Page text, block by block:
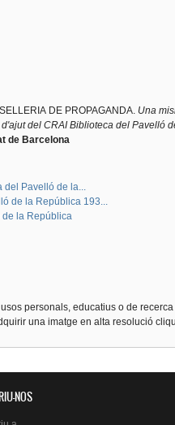
DE PROPAGANDA. Una
del CRAI Biblioteca del Pavelló
de Barcelona
del Pavelló de la...
de la República 193...
de la República
personals, educatius o de
una imatge en alta resolució
NOS